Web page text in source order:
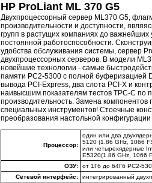
HP ProLiant ML 370 G5
Двухпроцессорный сервер ML370 G5,
производительности и доступности,
групп в растущих компаниях до
постоянной работоспособности.
удобства обслуживания системы, сервер
двухпроцессорных серверов. В модели
новейшие технологии - самые
памяти PC2-5300 с полной буферизацией
вывода PCI-Express, два слота PCI-X и
наивысшим показателям тестов TPC-C по
производительность. Замена компонентов
специальных инструментов! Стоечные
преобразования настольной
Процессор:
один или два
5120 (1.86 GHz, 1066
или четырехядерные
E5320(1.86 GHz, 1066
ОЗУ:
от 1Гб до 64Гб PC2-
Сетевой интерфейс:
интегрированный